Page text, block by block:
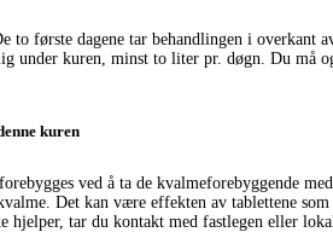
første dagene tar behandlingen i
kuren, minst to liter pr. døgn. Du må
kuren
ved å ta de kvalmeforebyggende
Det kan være effekten av tablettene
tar du kontakt med fastlegen eller